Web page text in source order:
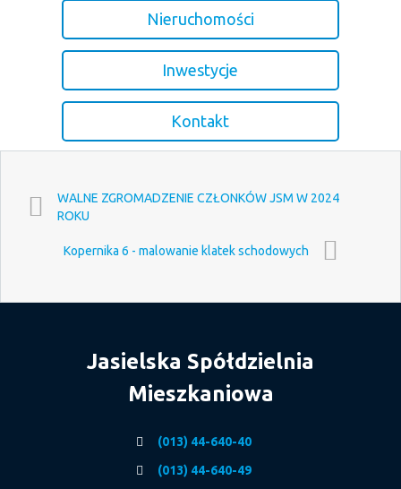
Nieruchomości
Inwestycje
Kontakt
WALNE ZGROMADZENIE CZŁONKÓW JSM W 2024
ROKU
Kopernika 6 - malowanie klatek schodowych
Jasielska Spółdzielnia
Mieszkaniowa
(013) 44-640-40
(013) 44-640-49